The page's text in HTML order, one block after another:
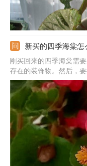
新买的四季海棠怎
刚买回来的四季海棠需
存在的装饰物。然后，
度以下的室内进行养殖
当地减少水肥的施用也
肥即可。